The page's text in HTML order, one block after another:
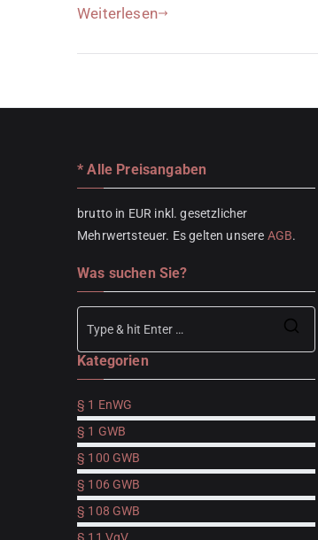
Weiterlesen
* Alle Preisangaben
brutto in EUR inkl. gesetzlicher
Mehrwertsteuer. Es gelten unsere AGB.
Was suchen Sie?
Kategorien
§ 1 EnWG
§ 1 GWB
§ 100 GWB
§ 106 GWB
§ 108 GWB
§ 11 VgV